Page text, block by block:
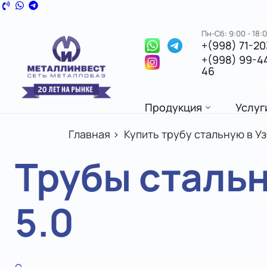
Пн-Сб: 9:00 -
+(998) 71-
+(998) 99-
46
Продукция
Главная > Купить трубу стальную в
Трубы
5.0